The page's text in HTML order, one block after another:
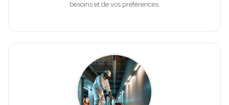
besoins et de vos préférences.